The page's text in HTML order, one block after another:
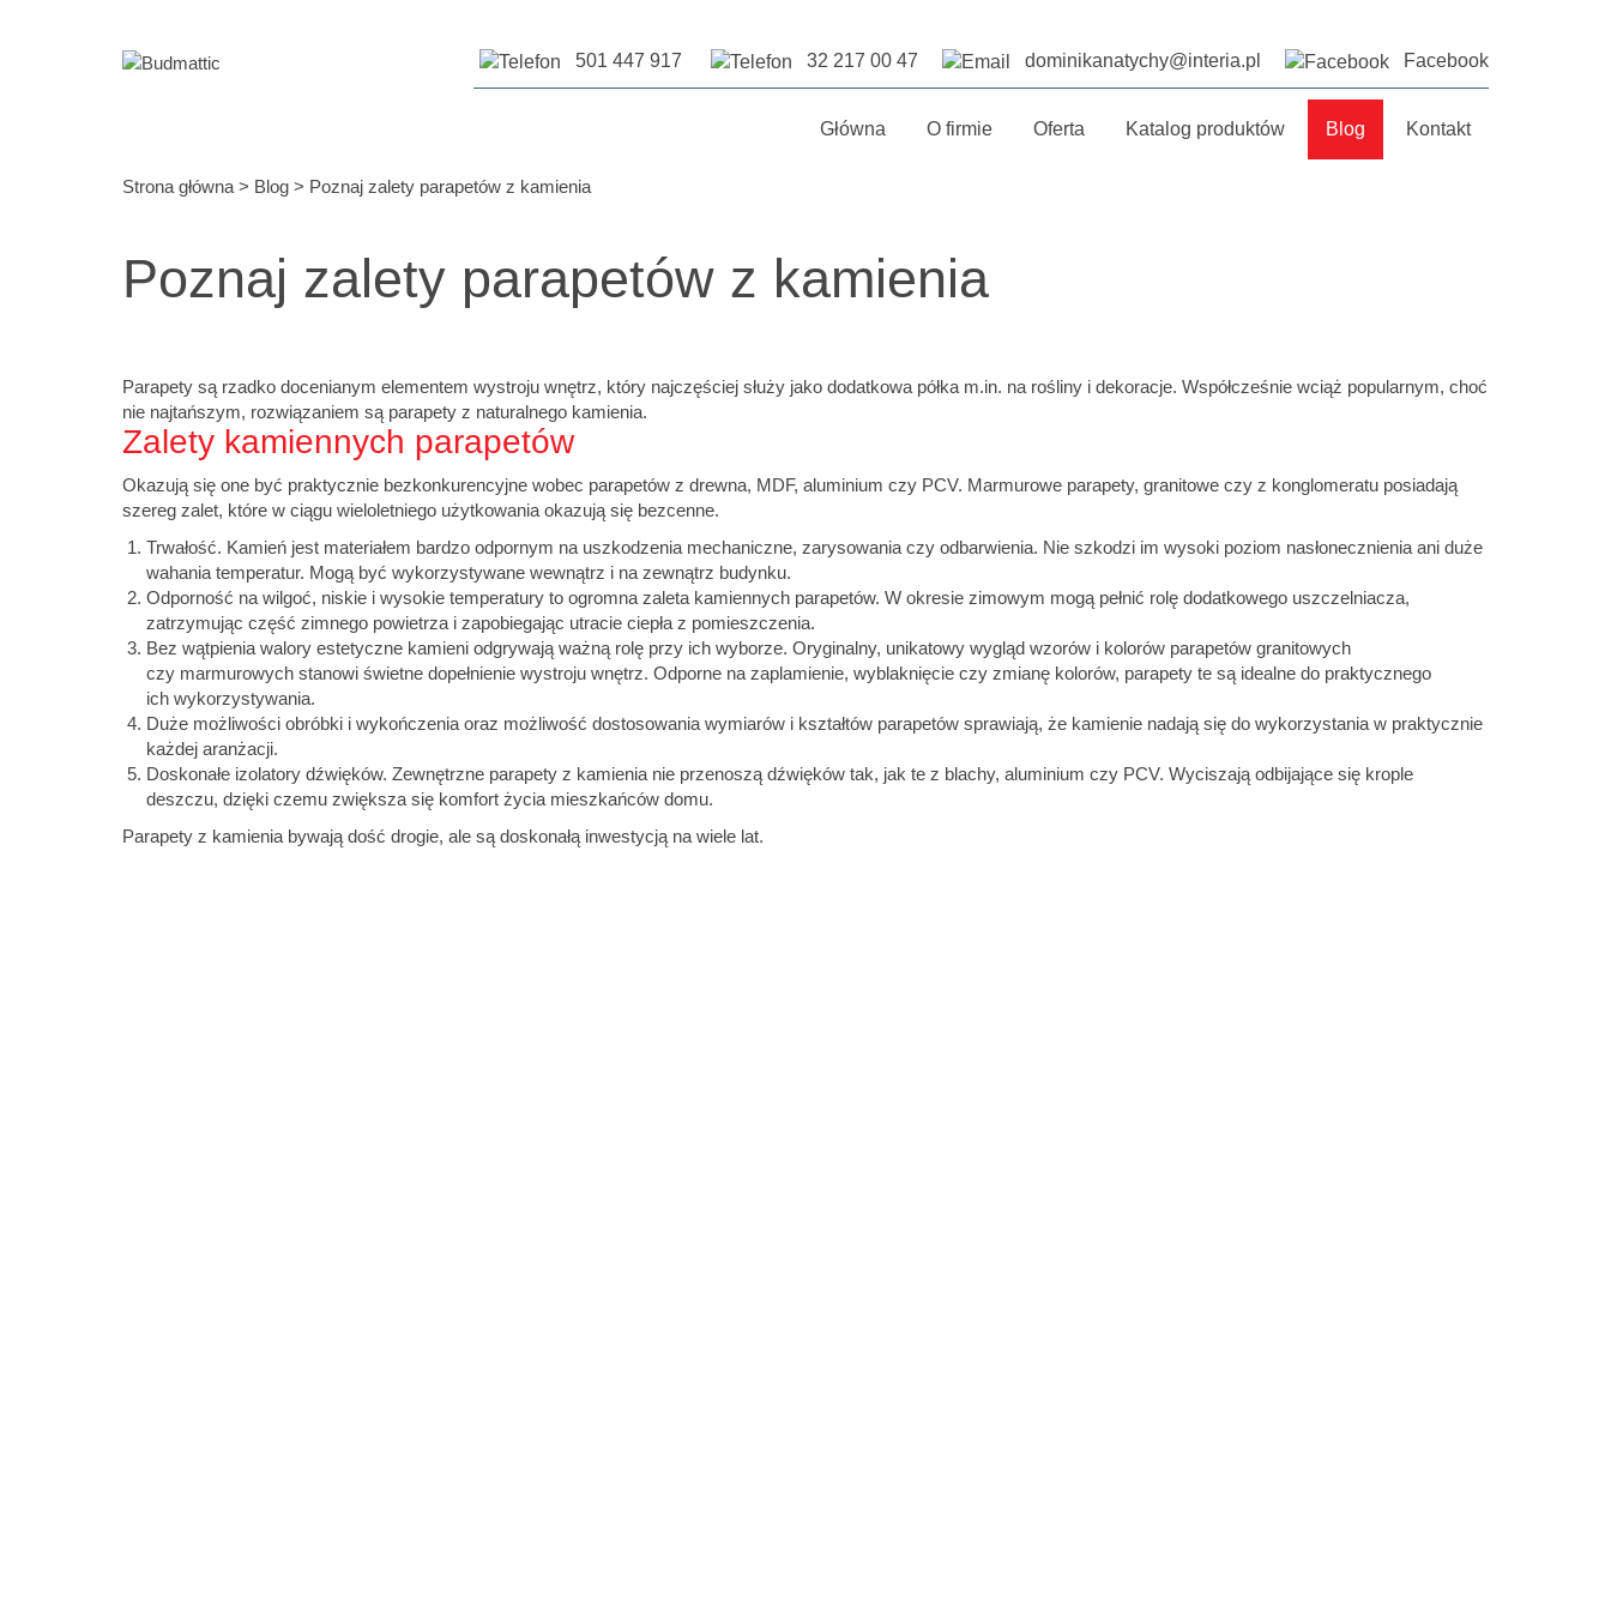
501 447 917 32 217 00 47 dominikanatychy@interia.pl Facebook
Główna O firmie Oferta Katalog produktów Blog Kontakt
Strona główna > Blog > Poznaj zalety parapetów z kamienia
Poznaj zalety parapetów z kamienia
Parapety są rzadko docenianym elementem wystroju wnętrz, który najczęściej służy jako dodatkowa półka m.in. na rośliny i dekoracje. Współcześnie wciąż popularnym, choć
nie najtańszym, rozwiązaniem są parapety z naturalnego kamienia.
Zalety kamiennych parapetów
Okazują się one być praktycznie bezkonkurencyjne wobec parapetów z drewna, MDF, aluminium czy PCV. Marmurowe parapety, granitowe czy z konglomeratu posiadają
szereg zalet, które w ciągu wieloletniego użytkowania okazują się bezcenne.
Trwałość. Kamień jest materiałem bardzo odpornym na uszkodzenia mechaniczne, zarysowania czy odbarwienia. Nie szkodzi im wysoki poziom nasłonecznienia ani duże
wahania temperatur. Mogą być wykorzystywane wewnątrz i na zewnątrz budynku.
Odporność na wilgoć, niskie i wysokie temperatury to ogromna zaleta kamiennych parapetów. W okresie zimowym mogą pełnić rolę dodatkowego uszczelniacza,
zatrzymując część zimnego powietrza i zapobiegając utracie ciepła z pomieszczenia.
Bez wątpienia walory estetyczne kamieni odgrywają ważną rolę przy ich wyborze. Oryginalny, unikatowy wygląd wzorów i kolorów parapetów granitowych
czy marmurowych stanowi świetne dopełnienie wystroju wnętrz. Odporne na zaplamienie, wyblaknięcie czy zmianę kolorów, parapety te są idealne do praktycznego
ich wykorzystywania.
Duże możliwości obróbki i wykończenia oraz możliwość dostosowania wymiarów i kształtów parapetów sprawiają, że kamienie nadają się do wykorzystania w praktycznie
każdej aranżacji.
Doskonałe izolatory dźwięków. Zewnętrzne parapety z kamienia nie przenoszą dźwięków tak, jak te z blachy, aluminium czy PCV. Wyciszają odbijające się krople
deszczu, dzięki czemu zwiększa się komfort życia mieszkańców domu.
Parapety z kamienia bywają dość drogie, ale są doskonałą inwestycją na wiele lat.